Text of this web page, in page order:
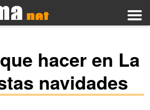
hacer en La
navidades